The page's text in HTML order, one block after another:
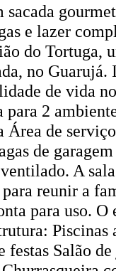
e lazer
do Tortuga,
no
de vida
para 2
Área de
de
A
para reunir a
para uso.
festas Salão